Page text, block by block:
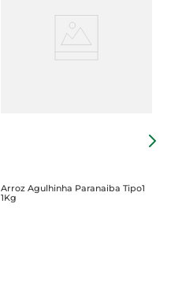
Arroz Agulhinha Paranaiba Tipo1
1Kg